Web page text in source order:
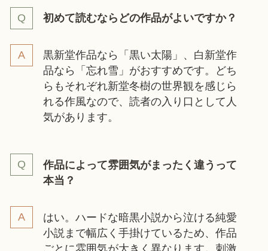
初めて読むならどの作品がよいですか？
黒新堂作品なら「黒い太陽」、白新堂作
品なら「忘れ雪」がおすすめです。どち
らもそれぞれ新堂冬樹の世界観を感じら
れる作風なので、読者の入り口として人
気があります。
作品によって雰囲気がまったく違うって
本当？
はい。ハードな暗黒小説から泣ける純愛
小説まで幅広く手掛けているため、作品
ごとに雰囲気が大きく異なります。刺激